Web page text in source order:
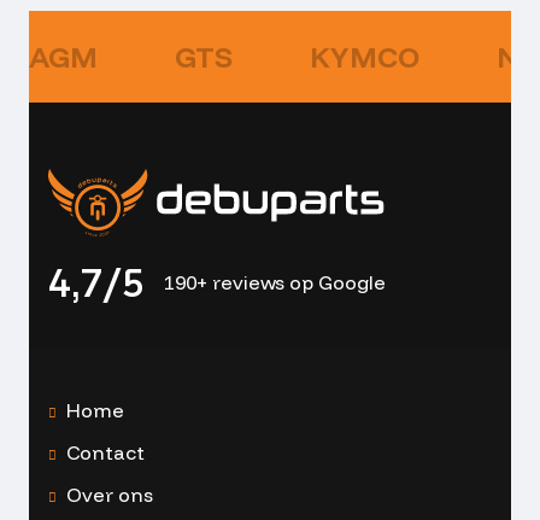
AGM GTS KYMCO
4,7/5 190+ reviews op Google
Home
Contact
Over ons